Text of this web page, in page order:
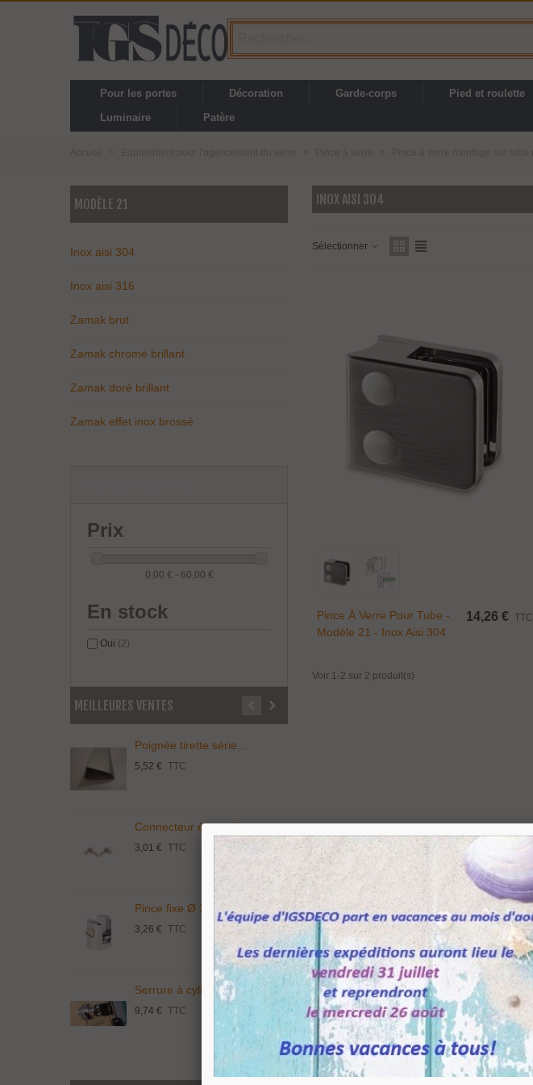
Pour les portes Décoration Garde-corps Pied et roulette
Luminaire
Patère
MODÈLE 21
Inox aisi 304
Inox aisi 316
Zamak brut
Zamak chromé brillant
Zamak doré brillant
Zamak effet inox brossé
Prix
0,00 € - 60,00 €
En stock
Oui (2)
MEILLEURES VENTES
Poignée tirette série...
5,52 € TTC
Connecteur économique...
3,01 € TTC
Pince fixe Ø 20 mm...
3,26 € TTC
Serrure à cylindre...
9,74 € TTC
Tendeur taraudé...
5,00 € TTC
Support pour étagère...
10,08 € TTC
Connecteur économique...
3,49 € TTC
INOX AISI 304
Sélectionner
Ajouter Au Panier
Pince À Verre Pour Tube -
Modèle 21 - Inox Aisi 304
14,26 € TTC
Voir 1-2 sur 2 produit(s)